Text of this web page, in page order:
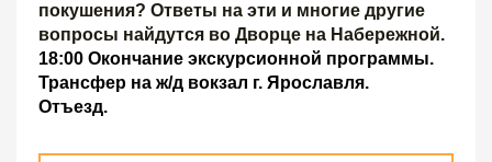
покушения? Ответы на эти и многие другие
вопросы найдутся во Дворце на Набережной.
18:00 Окончание экскурсионной программы.
Трансфер на ж/д вокзал г. Ярославля.
Отъезд.